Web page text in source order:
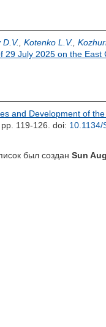
D.V. Kotenko L.V.
July 2025 on the East
and Development of
119-126. doi: 10.1134/
был создан Sun